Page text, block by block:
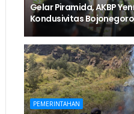
Gelar Piramida, AKBP
Kondusivitas Bojonegoro
PEMERINTAHAN